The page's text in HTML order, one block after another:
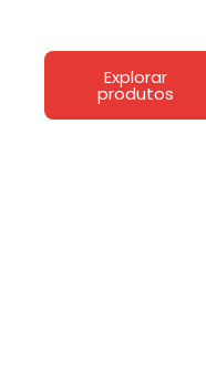
Explorar
produtos